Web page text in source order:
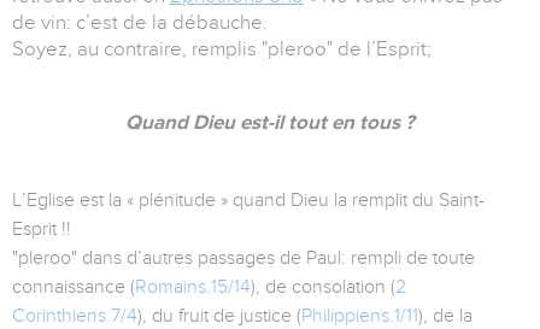
de vin: c’est de la débauche.
Soyez, au contraire, remplis "pleroo" de l’Esprit;
Quand Dieu est-il tout en tous ?
L’Eglise est la « plénitude » quand Dieu la remplit du Saint-
Esprit !!
"pleroo" dans d’autres passages de Paul: rempli de toute
connaissance (Romains.15/14), de consolation (2
Corinthiens.7/4), du fruit de justice (Philippiens.1/11), de la